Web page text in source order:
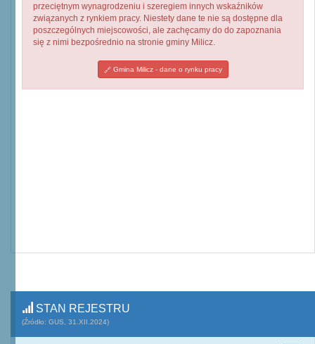
przeciętnym wynagrodzeniu i szeregiem innych wskaźników
związanych z rynkiem pracy. Niestety dane te nie są dostępne dla
poszczególnych miejscowości, ale zachęcamy do do zapoznania
się z nimi bezpośrednio na stronie gminy Milicz.
Gmina Milicz - dane o rynku pracy
STAN REJESTRU
(Źródło: GUS, 31.XII.2024)